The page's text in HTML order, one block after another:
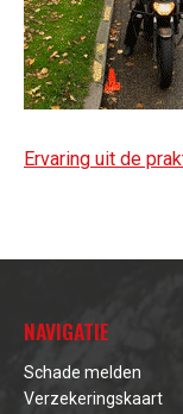
Ervaring uit de
NAVIGATIE
Schade melden
Verzekeringskaart